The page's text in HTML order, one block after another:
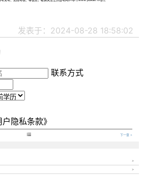
发表于：2024-08-28 18:58:02
联系方式
户隐私条款》
 下一章 >